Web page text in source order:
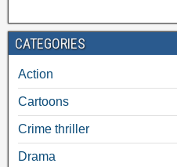
CATEGORIES
Action
Cartoons
Crime thriller
Drama